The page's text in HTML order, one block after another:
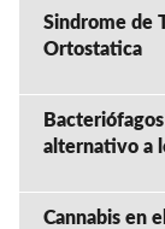
Sindrome de
Ortostatica
alternativo a
Cannabis en